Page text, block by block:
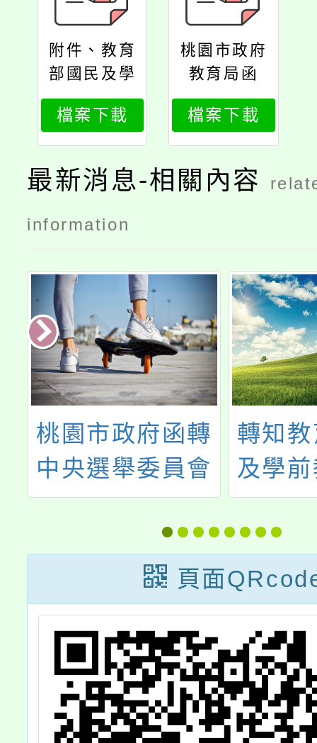
附件、教育
部國民及學
前教育署函
檔案下載
桃園市政府
教育局函
檔案下載
最新消息-相關內容
information
轉知教育部國民
及學前教育署函
以，公立學校專
任教師職前曾任
非營利幼兒園專
任教師或代理教
師年資，得否採
計提敘疑義一案
轉知
級學
任教
及轉
休
頁面